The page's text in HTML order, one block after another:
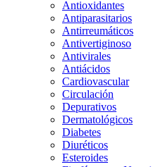
Antioxidantes
Antiparasitarios
Antirreumáticos
Antivertiginoso
Antivirales
Antiácidos
Cardiovascular
Circulación
Depurativos
Dermatológicos
Diabetes
Diuréticos
Esteroides